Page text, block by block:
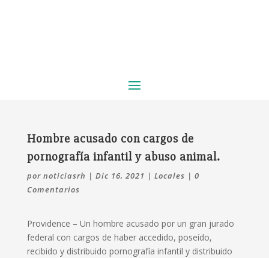
Hombre acusado con cargos de
pornografía infantil y abuso animal.
por noticiasrh | Dic 16, 2021 | Locales | 0
Comentarios
Providence – Un hombre acusado por un gran jurado
federal con cargos de haber accedido, poseído,
recibido y distribuido pornografía infantil y distribuido